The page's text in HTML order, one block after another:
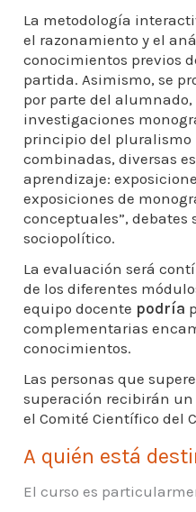
La metodología
el razonamiento y el
conocimientos previos
partida. Asimismo, se
por parte del alumnado,
investigaciones
principio del pluralismo
combinadas, diversas
aprendizaje:
exposiciones de
conceptuales”, debates
sociopolítico.
La evaluación será
de los diferentes
equipo docente podría
complementarias
conocimientos.
Las personas que
superación recibirán
el Comité Científico del
A quién está
El curso es